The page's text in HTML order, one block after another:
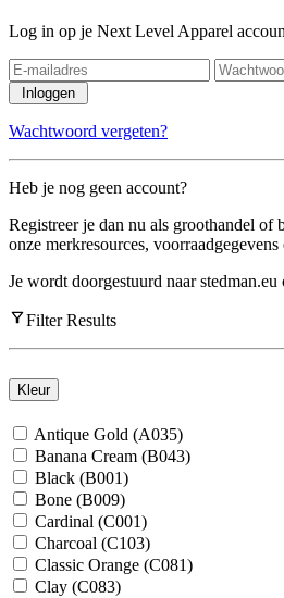
Log in op je Next Level Apparel
Inloggen
Wachtwoord vergeten?
Heb je nog geen account?
Registreer je dan nu als groothandel of
onze merkresources, voorraadgegevens
Je wordt doorgestuurd naar
Filter Results
Kleur
Antique Gold (A035)
Banana Cream (B043)
Black (B001)
Bone (B009)
Cardinal (C001)
Charcoal (C103)
Classic Orange (C081)
Clay (C083)